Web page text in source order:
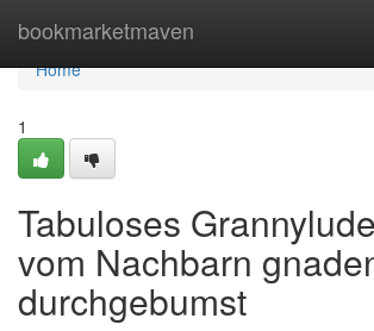
bookmarketmaven
Home
Home
1
Tabuloses
vom Nachbarn
durchgebumst